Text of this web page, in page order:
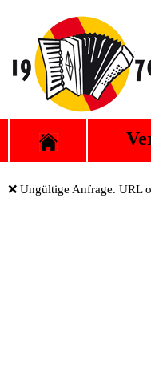
❌ Ungültige Anfrage. URL